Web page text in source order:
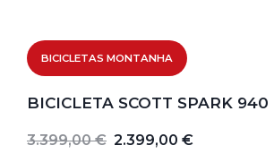
BICICLETAS MONTANHA
BICICLETA SCOTT SPARK 940
3.399,00 € 2.399,00 €